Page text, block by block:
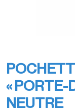
Films
de
protection,
housses,
adhésifs
Cerclage
« PORTE-
NEUTRE